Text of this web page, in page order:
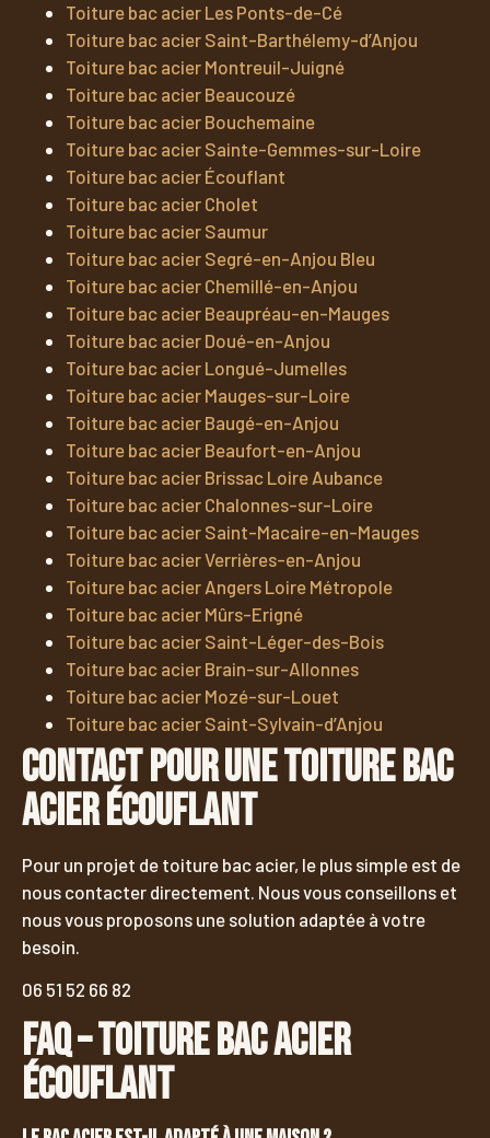
Toiture bac acier Les Ponts-de-Cé
Toiture bac acier Saint-Barthélemy-d’Anjou
Toiture bac acier Montreuil-Juigné
Toiture bac acier Beaucouzé
Toiture bac acier Bouchemaine
Toiture bac acier Sainte-Gemmes-sur-Loire
Toiture bac acier Écouflant
Toiture bac acier Cholet
Toiture bac acier Saumur
Toiture bac acier Segré-en-Anjou Bleu
Toiture bac acier Chemillé-en-Anjou
Toiture bac acier Beaupréau-en-Mauges
Toiture bac acier Doué-en-Anjou
Toiture bac acier Longué-Jumelles
Toiture bac acier Mauges-sur-Loire
Toiture bac acier Baugé-en-Anjou
Toiture bac acier Beaufort-en-Anjou
Toiture bac acier Brissac Loire Aubance
Toiture bac acier Chalonnes-sur-Loire
Toiture bac acier Saint-Macaire-en-Mauges
Toiture bac acier Verrières-en-Anjou
Toiture bac acier Angers Loire Métropole
Toiture bac acier Mûrs-Erigné
Toiture bac acier Saint-Léger-des-Bois
Toiture bac acier Brain-sur-Allonnes
Toiture bac acier Mozé-sur-Louet
Toiture bac acier Saint-Sylvain-d’Anjou
Contact pour une toiture bac
acier Écouflant
Pour un projet de toiture bac acier, le plus simple est de
nous contacter directement. Nous vous conseillons et
nous vous proposons une solution adaptée à votre
besoin.
06 51 52 66 82
FAQ – Toiture bac acier
Écouflant